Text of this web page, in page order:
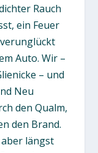
Rauch
ein Feuer
Auto. Wir –
– und
Neu
den Qualm,
den Brand.
längst